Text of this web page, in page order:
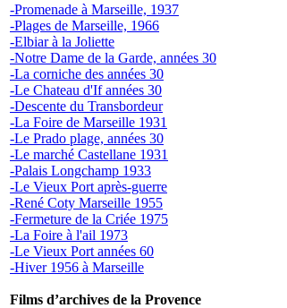
-Promenade à Marseille, 1937
-Plages de Marseille, 1966
-Elbiar à la Joliette
-Notre Dame de la Garde, années 30
-La corniche des années 30
-Le Chateau d'If années 30
-Descente du Transbordeur
-La Foire de Marseille 1931
-Le Prado plage, années 30
-Le marché Castellane 1931
-Palais Longchamp 1933
-Le Vieux Port après-guerre
-René Coty Marseille 1955
-Fermeture de la Criée 1975
-La Foire à l'ail 1973
-Le Vieux Port années 60
-Hiver 1956 à Marseille
Films d’archives de la Provence